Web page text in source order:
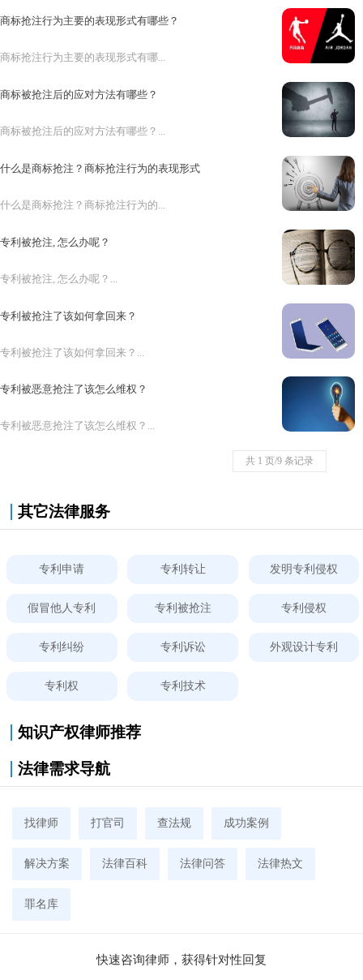
商标抢注行为主要的表现形式有哪些？
商标抢注行为主要的表现形式有哪...
商标被抢注后的应对方法有哪些？
商标被抢注后的应对方法有哪些？...
什么是商标抢注？商标抢注行为的表现形式
什么是商标抢注？商标抢注行为的...
专利被抢注, 怎么办呢？
专利被抢注, 怎么办呢？...
专利被抢注了该如何拿回来？
专利被抢注了该如何拿回来？...
专利被恶意抢注了该怎么维权？
专利被恶意抢注了该怎么维权？...
共 1 页/9 条记录
其它法律服务
专利申请 专利转让 发明专利侵权
假冒他人专利 专利被抢注 专利侵权
专利纠纷 专利诉讼 外观设计专利
专利权 专利技术
知识产权律师推荐
法律需求导航
找律师 打官司 查法规 成功案例
解决方案 法律百科 法律问答 法律热文
罪名库
快速咨询律师，获得针对性回复